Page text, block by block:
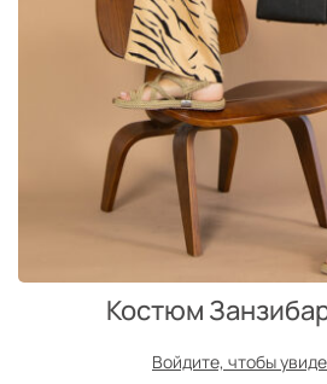
Костюм
Войдите, чтобы